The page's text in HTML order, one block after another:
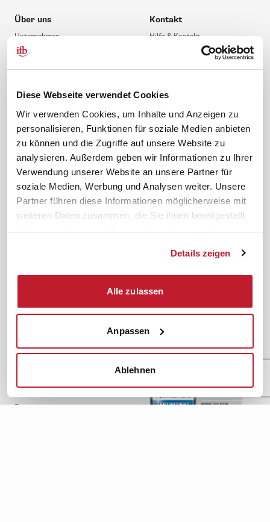
Diese Webseite verwendet Cookies
Wir verwenden Cookies, um Inhalte und Anzeigen zu
personalisieren, Funktionen für soziale Medien anbieten
zu können und die Zugriffe auf unsere Website zu
analysieren. Außerdem geben wir Informationen zu Ihrer
Verwendung unserer Website an unsere Partner für
soziale Medien, Werbung und Analysen weiter. Unsere
Partner führen diese Informationen möglicherweise mit
weiteren Daten zusammen, die Sie ihnen bereitgestellt
haben oder die sie im Rahmen Ihrer Nutzung der
Details zeigen
Alle zulassen
Anpassen
Ablehnen
Über uns
Unternehmen
Leitbild
Compliance Richtlinien
Gute Gründe für das ifb
Kontakt
Hilfe & Kontakt
0 88 41 / 61 12 – 20
service@ifb.de
Übersicht Beratung
Inhouseberatung
Newsletter
ifb-medien
Bahn Sondertarif
meinifb
ifb-App Betriebsrat360
Betriebsrat gründen
BEM
Rhetorik
BR-Wahl
JAV-Wahl
News & Fachthemen
Rechtsprechung
BR-Magazin
Forum
Qualität!